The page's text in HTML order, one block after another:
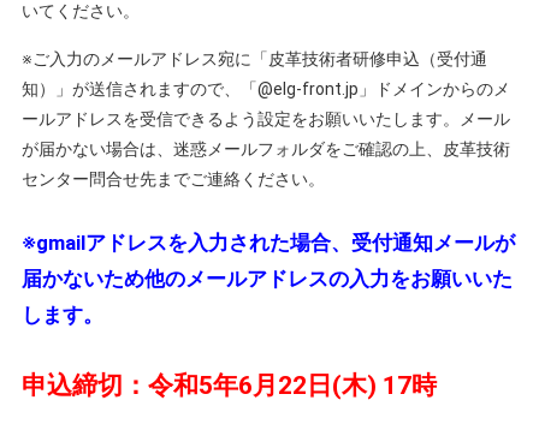
いてください。
※ご入力のメールアドレス宛に「皮革技術者研修申込（受付通
知）」が送信されますので、「@elg-front.jp」ドメインからのメ
ールアドレスを受信できるよう設定をお願いいたします。メール
が届かない場合は、迷惑メールフォルダをご確認の上、皮革技術
センター問合せ先までご連絡ください。
※gmailアドレスを入力された場合、受付通知メールが
届かないため他のメールアドレスの入力をお願いいた
します。
申込締切：令和5年6月22日(木) 17時